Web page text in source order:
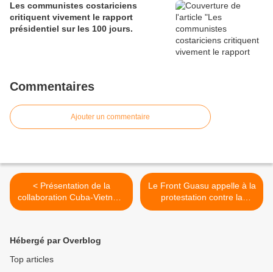
Les communistes costariciens
critiquent vivement le rapport
présidentiel sur les 100 jours.
Commentaires
Ajouter un commentaire
< Présentation de la
collaboration Cuba-Vietnam
dans le domaine de la
Le Front Guasu appelle à la
protestation contre la
réforme de l'État
Hébergé par Overblog
Top articles